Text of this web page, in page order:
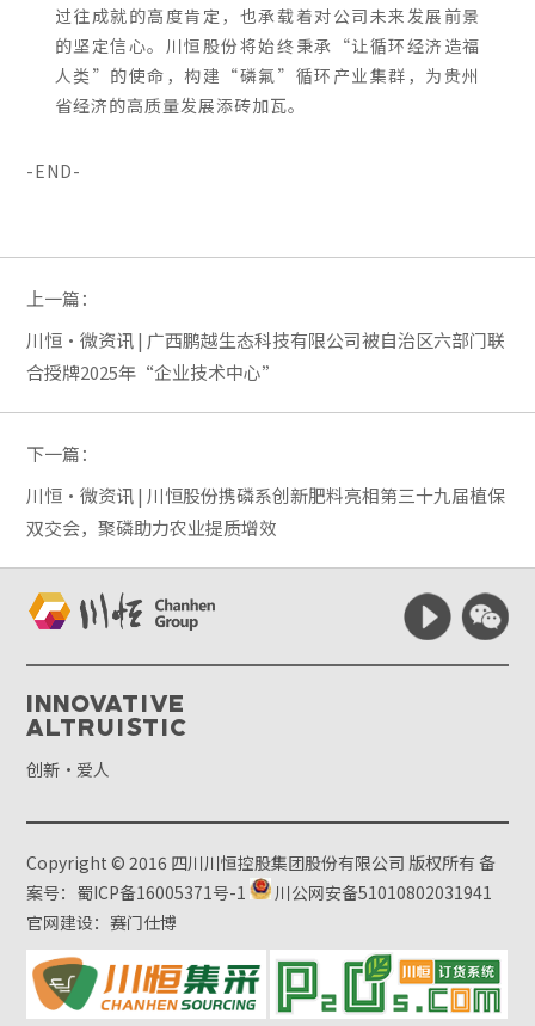
过往成就的高度肯定，也承载着对公司未来发展前景
的坚定信心。川恒股份将始终秉承“让循环经济造福
人类”的使命， 构建“磷氟”循环产业集群，为贵州
省经济的高质量发展添砖加瓦。
-END-
上一篇：
川恒·微资讯 | 广西鹏越生态科技有限公司被自治区六部门联
合授牌2025年“企业技术中心”
下一篇：
川恒·微资讯 | 川恒股份携磷系创新肥料亮相第三十九届植保
双交会，聚磷助力农业提质增效
Innovative
Altruistic
创新·爱人
Copyright © 2016 四川川恒控股集团股份有限公司 版权所有备
案号：蜀ICP备16005371号-1
川公网安备51010802031941
官网建设：赛门仕博